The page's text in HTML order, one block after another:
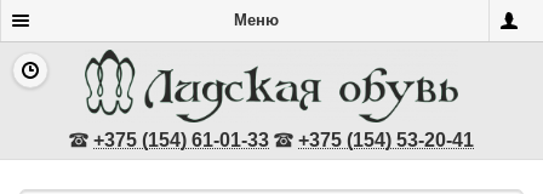
Меню
+375 (154) 61-01-33 +375 (154) 53-20-41